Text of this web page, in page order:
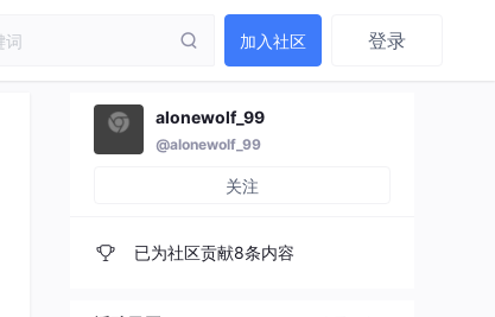
加入社区 登录
alonewolf_99
@alonewolf_99
关注
已为社区贡献8条内容